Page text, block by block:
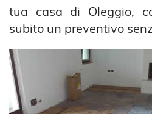
tua casa di Oleggio,
subito un preventivo